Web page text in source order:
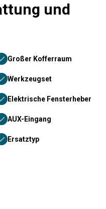
und
Großer Kofferraum
Werkzeugset
Elektrische Fensterheber
AUX-Eingang
Ersatztyp